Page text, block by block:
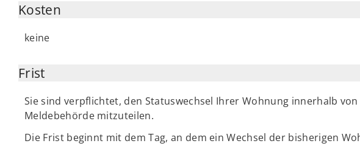
Kosten
keine
Frist
Sie sind verpflichtet, den Statuswechsel Ihrer Wohnung innerhalb
Meldebehörde mitzuteilen.
Die Frist beginnt mit dem Tag, an dem ein Wechsel der bisherigen